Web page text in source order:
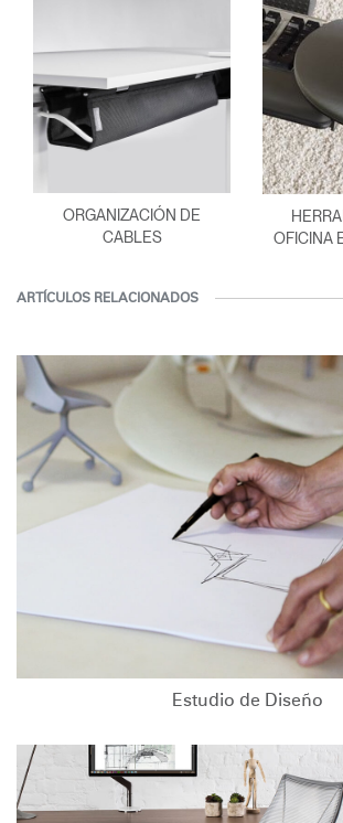
ORGANIZACIÓN DE
CABLES
OFICINA
ARTÍCULOS RELACIONADOS
Estudio de Diseño